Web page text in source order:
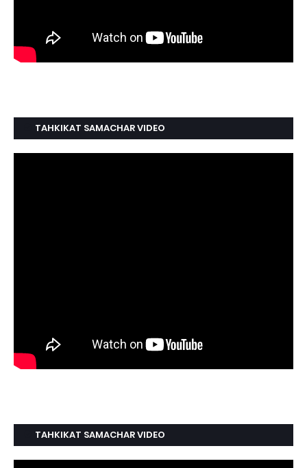
TAHKIKAT SAMACHAR VIDEO
TAHKIKAT SAMACHAR VIDEO